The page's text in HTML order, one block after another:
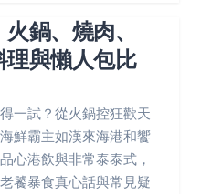
鍋、燒肉、
與懶人包比
一試？從火鍋控狂歡天
鮮霸主如漢來海港和饗
心港飲與非常泰泰式，
饕暴食真心話與常見疑